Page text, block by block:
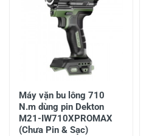
Máy vặn bu lông 710
N.m dùng pin Dekton
M21-IW710XPROMAX
(Chưa Pin & Sạc)